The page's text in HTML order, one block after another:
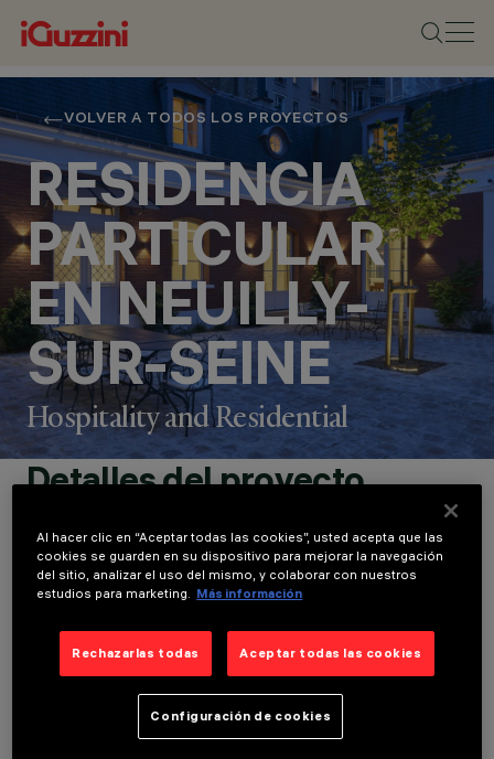
VOLVER A TODOS LOS PROYECTOS
RESIDENCIA
PARTICULAR
EN NEUILLY-
SUR-SEINE
Hospitality and Residential
UBICACIÓN
NEUILLY-SUR-SEINE,
ARQUITECTÓNICO
OLIVIER ROUX
Detalles del proyecto
LOCATION
NEUILLY-SUR-SEINE,
2024
DISEÑO ARQUITECTÓNICO
Al hacer clic en “Aceptar todas las cookies”, usted acepta que las
cookies se guarden en su dispositivo para mejorar la navegación
del sitio, analizar el uso del mismo, y colaborar con nuestros
estudios para marketing.
Más información
Rechazarlas todas Aceptar todas las cookies
Configuración de cookies